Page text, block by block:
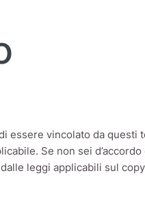
essere vincolato da questi
Se non sei
leggi applicabili sul